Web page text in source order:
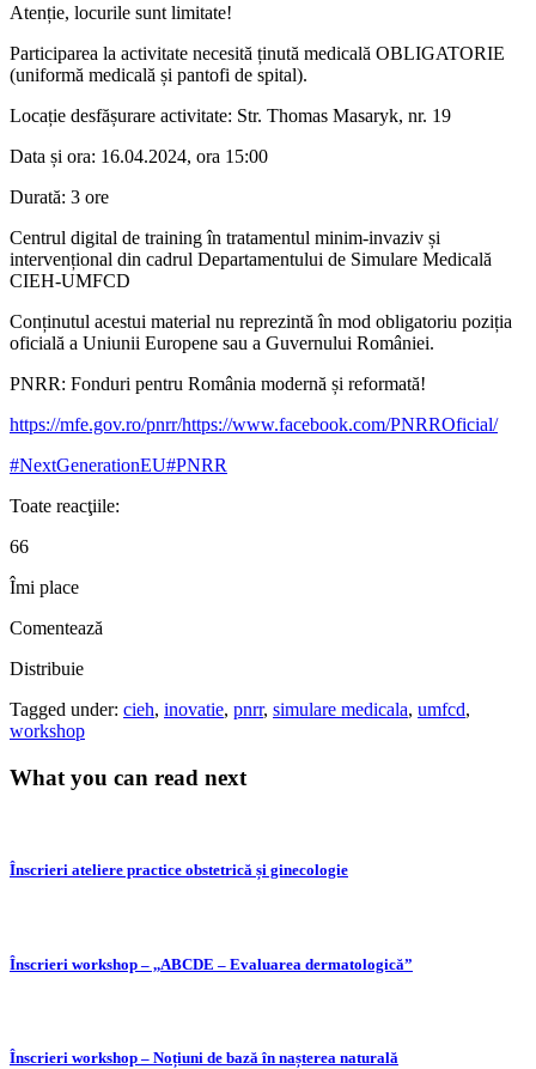
Atenție, locurile sunt limitate!
Participarea la activitate necesită ținută medicală OBLIGATORIE
(uniformă medicală și pantofi de spital).
Locație desfășurare activitate: Str. Thomas Masaryk, nr. 19
Data și ora: 16.04.2024, ora 15:00
Durată: 3 ore
Centrul digital de training în tratamentul minim-invaziv și
intervențional din cadrul Departamentului de Simulare Medicală
CIEH-UMFCD
Conținutul acestui material nu reprezintă în mod obligatoriu poziția
oficială a Uniunii Europene sau a Guvernului României.
PNRR: Fonduri pentru România modernă și reformată!
https://mfe.gov.ro/pnrr/https://www.facebook.com/PNRROficial/
#NextGenerationEU#PNRR
Toate reacţiile:
66
Îmi place
Comentează
Distribuie
Tagged under: cieh, inovatie, pnrr, simulare medicala, umfcd,
workshop
What you can read next
Înscrieri ateliere practice obstetrică și ginecologie
Înscrieri workshop – ,,ABCDE – Evaluarea dermatologică”
Înscrieri workshop – Noțiuni de bază în nașterea naturală